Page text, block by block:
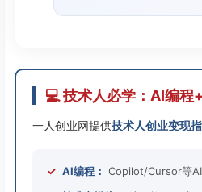
💻 技术人必学：AI编程
一人创业网提供技术人创业变现
✓ AI编程： Copilot/Cursor等